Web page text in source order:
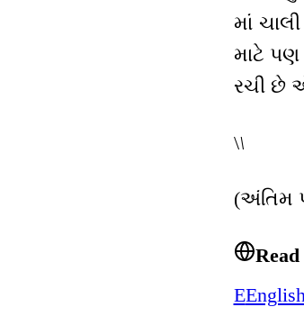
માં
માટે
રચી છે
\\
(અંતિમ
E